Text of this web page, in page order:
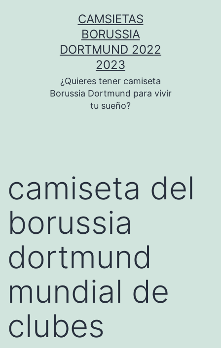
CAMSIETAS
BORUSSIA
DORTMUND 2022
2023
¿Quieres tener camiseta
Borussia Dortmund para vivir
tu sueño?
camiseta del
borussia
dortmund
mundial de
clubes